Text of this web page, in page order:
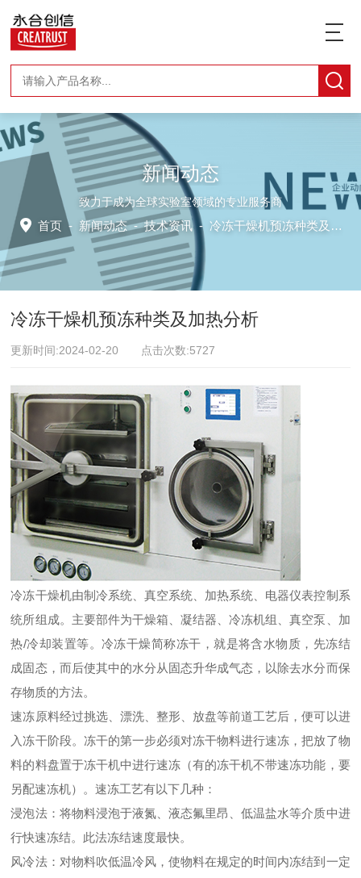
新闻动态
致力于成为全球实验室领域的专业服务商
首页 - 新闻动态-技术资讯 -冷冻干燥机预冻种类及加热分析
冷冻干燥机预冻种类及加热分析
更新时间:2024-02-20 点击次数:5727
冷冻干燥机由制冷系统、真空系统、加热系统、电器仪表控制系
统所组成。主要部件为干燥箱、凝结器、冷冻机组、真空泵、加
热/冷却装置等。冷冻干燥简称冻干，就是将含水物质，先冻结
成固态，而后使其中的水分从固态升华成气态，以除去水分而保
存物质的方法。
速冻原料经过挑选、漂洗、整形、放盘等前道工艺后，便可以进
入冻干阶段。冻干的第一步必须对冻干物料进行速冻，把放了物
料的料盘置于冻干机中进行速冻（有的冻干机不带速冻功能，要
另配速冻机）。速冻工艺有以下几种：
浸泡法：将物料浸泡于液氮、液态氟里昂、低温盐水等介质中进
行快速冻结。此法冻结速度最快。
风冷法：对物料吹低温冷风，使物料在规定的时间内冻结到一定